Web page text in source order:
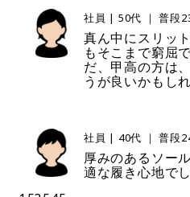
社員 | 50代 ｜ 普段
真ん中にスリッ
もそこまで窮屈
だ、甲高の方は
うが良いかもし
社員 | 40代 ｜ 普段
厚みのあるソー
適な履き心地でし